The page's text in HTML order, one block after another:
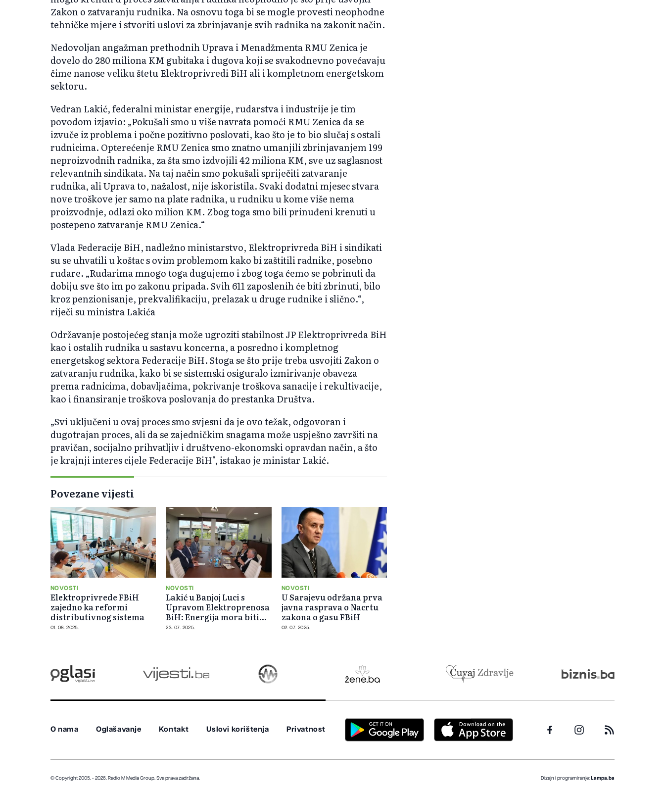
Zakon o zatvaranju rudnika. Na osnovu toga bi se mogle provesti neophodne
tehničke mjere i stvoriti uslovi za zbrinjavanje svih radnika na zakonit način.
Nedovoljan angažman prethodnih Uprava i Menadžmenta RMU Zenica je
dovelo do 280 miliona KM gubitaka i dugova koji se svakodnevno povećavaju
čime nanose veliku štetu Elektroprivredi BiH ali i kompletnom energetskom
sektoru.
Vedran Lakić, federalni ministar energije, rudarstva i industrije je tim
povodom izjavio: „Pokušali smo u više navrata pomoći RMU Zenica da se
izvuče iz problema i počne pozitivno poslovati, kao što je to bio slučaj s ostali
rudnicima. Opterećenje RMU Zenica smo znatno umanjili zbrinjavanjem 199
neproizvodnih radnika, za šta smo izdvojili 42 miliona KM, sve uz saglasnost
relevantnih sindikata. Na taj način smo pokušali spriječiti zatvaranje
rudnika, ali Uprava to, nažalost, nije iskoristila. Svaki dodatni mjesec stvara
nove troškove jer samo na plate radnika, u rudniku u kome više nema
proizvodnje, odlazi oko milion KM. Zbog toga smo bili prinuđeni krenuti u
postepeno zatvaranje RMU Zenica.“
Vlada Federacije BiH, nadležno ministarstvo, Elektroprivreda BiH i sindikati
su se uhvatili u koštac s ovim problemom kako bi zaštitili radnike, posebno
rudare. „Rudarima mnogo toga dugujemo i zbog toga ćemo se pobrinuti da
dobiju sve što im po zakonu pripada. Svih 611 zaposlenih će biti zbrinuti, bilo
kroz penzionisanje, prekvalifikaciju, prelazak u druge rudnike i slično.“,
riječi su ministra Lakića
Održavanje postojećeg stanja može ugroziti stabilnost JP Elektroprivreda BiH
kao i ostalih rudnika u sastavu koncerna, a posredno i kompletnog
energetskog sektora Federacije BiH. Stoga se što prije treba usvojiti Zakon o
zatvaranju rudnika, kako bi se sistemski osiguralo izmirivanje obaveza
prema radnicima, dobavljačima, pokrivanje troškova sanacije i rekultivacije,
kao i finansiranje troškova poslovanja do prestanka Društva.
„Svi uključeni u ovaj proces smo svjesni da je ovo težak, odgovoran i
dugotrajan proces, ali da se zajedničkim snagama može uspješno završiti na
pravičan, socijalno prihvatljiv i društveno-ekonomski opravdan način, a što
je krajnji interes cijele Federacije BiH", istakao je ministar Lakić.
Povezane vijesti
NOVOSTI
Elektroprivrede FBiH
zajedno ka reformi
distributivnog sistema
01. 08. 2025.
NOVOSTI
Lakić u Banjoj Luci s
Upravom Elektroprenosa
BiH: Energija mora biti
zajednički prioritet
23. 07. 2025.
NOVOSTI
U Sarajevu održana prva
javna rasprava o Nacrtu
zakona o gasu FBiH
02. 07. 2025.
O nama Oglašavanje Kontakt Uslovi korištenja Privatnost
© Copyright 2005. - 2026. Radio M Media Group. Sva prava zadržana. Dizajn i programiranje: Lampa.ba